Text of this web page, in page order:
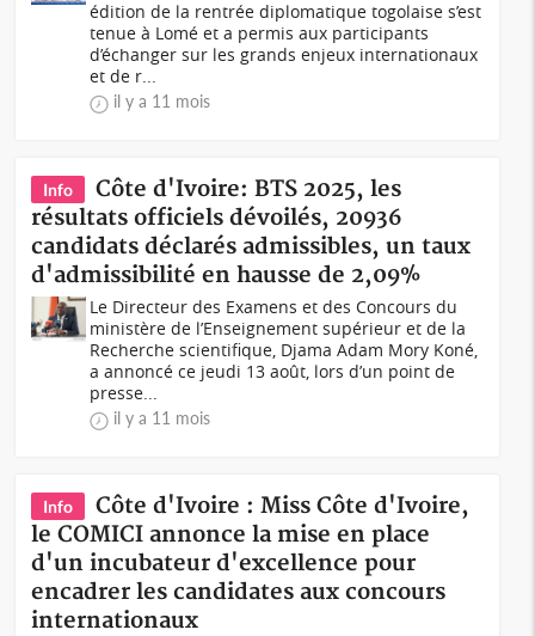
édition de la rentrée diplomatique togolaise s’est
tenue à Lomé et a permis aux participants
d’échanger sur les grands enjeux internationaux
et de r...
il y a 11 mois
Info
Côte d'Ivoire: BTS 2025, les
résultats officiels dévoilés, 20936
candidats déclarés admissibles, un taux
d'admissibilité en hausse de 2,09%
Le Directeur des Examens et des Concours du
ministère de l’Enseignement supérieur et de la
Recherche scientifique, Djama Adam Mory Koné,
a annoncé ce jeudi 13 août, lors d’un point de
presse...
il y a 11 mois
Info
Côte d'Ivoire : Miss Côte d'Ivoire,
le COMICI annonce la mise en place
d'un incubateur d'excellence pour
encadrer les candidates aux concours
internationaux